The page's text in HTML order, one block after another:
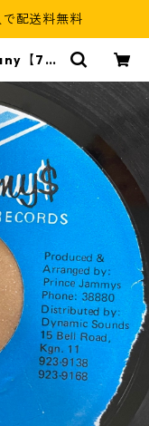
配送料無料
【7-2